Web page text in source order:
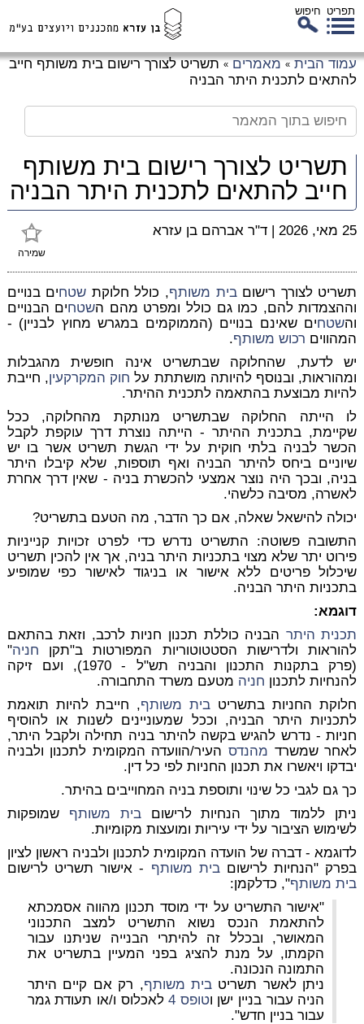
תפריט חיפוש
עמוד הבית » מאמרים » תשריט לצורך רישום בית משותף חייב
להתאים לתכנית היתר הבניה
תשריט לצורך רישום בית משותף
חייב להתאים לתכנית היתר הבניה
שמירה
25 מאי, 2026 | ד"ר אברהם בן עזרא
תשריט לצורך רישוםבית משותף, כולל חלוקת שטחים בנויים
וההצמדות להם, כמו גם כולל ומפרט מהם השטחים הבנויים
והשטחים שאינם בנויים (הממוקמים במגרש מחוץ לבניין) -
המהווים רכוש משותף.
יש לדעת, שהחלוקה שבתשריט אינה חופשית מהגבלות
ומהוראות, ובנוסף להיותה מושתתת על חוק המקרקעין, חייבת
להיות מבוצעת בהתאמה לתכנית ההיתר.
לו הייתה החלוקה שבתשריט מנותקת מהחלוקה, ככל
שקיימת, בתכנית ההיתר - הייתה נוצרת דרך עוקפת לקבל
הכשר לבניה בלתי חוקית על ידי הגשת תשריט אשר בו יש
שיוניים ביחס להיתר הבניה ואף תוספות, שלא קיבלו היתר
בניה, ובכך היה נוצר אמצעי להכשרת בניה - שאין דרך אחרת
לאשרה, מסיבה כלשהי.
יכולה להישאל שאלה, אם כך הדבר, מה הטעם בתשריט?
התשובה פשוטה: התשריט נדרש כדי לפרט זכויות קנייניות
פירוט יתר שלא מצוי בתכניות היתר בניה, אך אין להכין תשריט
שיכלול פריטים ללא אישור או בניגוד לאישור כפי שמופיע
בתכניות היתר הבניה.
דוגמא:
תכנית היתר הבניה כוללת תכנון חניות לרכב, וזאת בהתאם
להוראות ולדרישות הסטטוטוריות המפורטות ב"תקן חניה"
(פרק בתקנות התכנון והבניה תש"ל - 1970), ועם זיקה
להנחיות לתכנון חניה מטעם משרד התחבורה.
חלוקת החניות בתשריט בית משותף, חייבת להיות תואמת
לתכניות היתר הבניה, וככל שמעוניינים לשנות או להוסיף
חניות - נדרש להגיש בקשה להיתר בניה תחילה ולקבל היתר,
לאחר שמשרד מהנדסהעיר/הוועדה המקומית לתכנון ולבניה
יבדקו ויאשרו את תכנון החניות לפי כל דין.
כך גם לגבי כל שינוי ותוספת בניה המחוייבים בהיתר.
ניתן ללמוד מתוך הנחיות לרישוםבית משותף שמופקות
לשימוש הציבור על ידי עיריות ומועצות מקומיות.
לדוגמא - דברה של הועדה המקומית לתכנון ולבניה ראשון לציון
בפרק "הנחיות לרישוםבית משותף - אישור תשריט לרישום
בית משותף", כדלקמן:
"אישור התשריט על ידי מוסד תכנון מהווה אסמכתא
להתאמת הנכס נשוא התשריט למצב התכנוני
המאושר, ובכלל זה להיתרי הבנייה שניתנו עבור
הקמתו, על מנת להציג בפני המעיין בתשריט את
התמונה הנכונה.
ניתן לאשר תשריטבית משותף, רק אם קיים היתר
הניה עבור בניין ישן וטופס 4
לאכלוס ו/או תעודת גמר
עבור בניין חדש".